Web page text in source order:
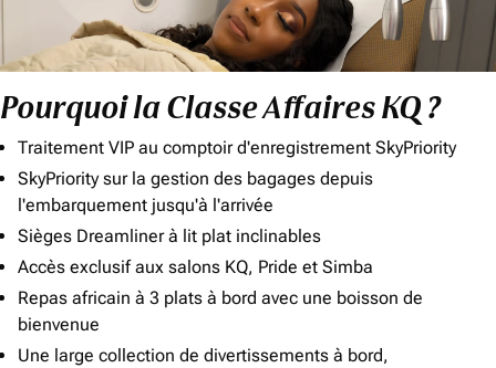
Pourquoi la Classe Affaires KQ ?
Traitement VIP au comptoir d'enregistrement SkyPriority
SkyPriority sur la gestion des bagages depuis
l'embarquement jusqu'à l'arrivée
Sièges Dreamliner à lit plat inclinables
Accès exclusif aux salons KQ, Pride et Simba
Repas africain à 3 plats à bord avec une boisson de
bienvenue
Une large collection de divertissements à bord,